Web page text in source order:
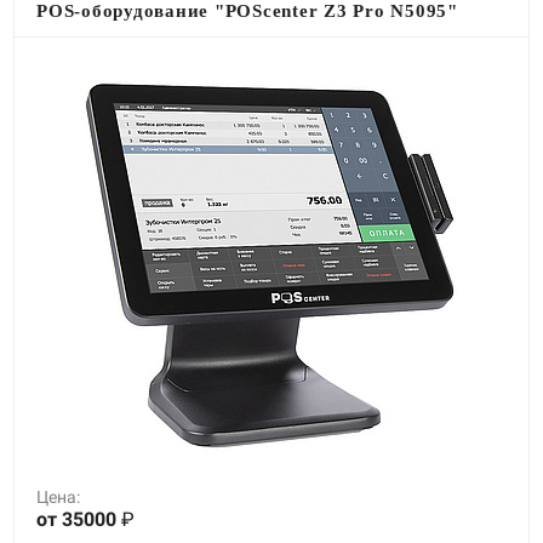
POS-оборудование "POScenter Z3 Pro N5095"
Цена:
от 35000 ₽